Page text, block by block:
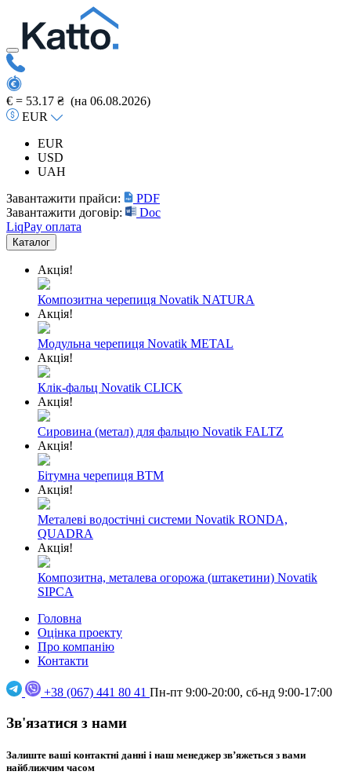
€ = 53.17 ₴ (на 06.08.2026)
EUR
EUR
USD
UAH
Завантажити прайси:
PDF
Завантажити договір:
Doc
LiqPay оплата
Каталог
Акція!
Композитна черепиця Novatik NATURA
Акція!
Модульна черепиця Novatik METAL
Акція!
Клік-фальц Novatik CLICK
Акція!
Сировина (метал) для фальцю Novatik FALTZ
Акція!
Бітумна черепиця BTM
Акція!
Металеві водостічні системи Novatik RONDA,
QUADRA
Акція!
Композитна, металева огорожа (штакетини) Novatik
SIPCA
Головна
Оцінка проекту
Про компанію
Контакти
+38 (067) 441 80 41 Пн-пт 9:00-20:00, сб-нд 9:00-17:00
Зв'язатися з нами
Залиште ваші контактні данні і наш менеджер звʼяжеться з вами
найближчим часом